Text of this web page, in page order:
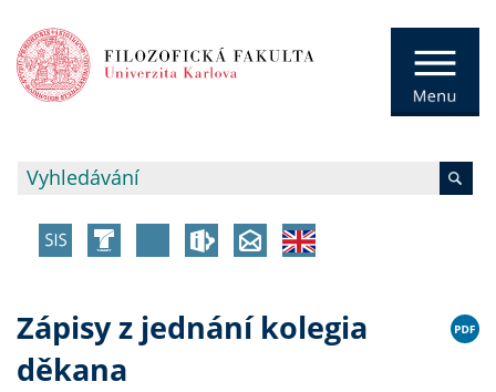
Zápisy z jednání kolegia
děkana